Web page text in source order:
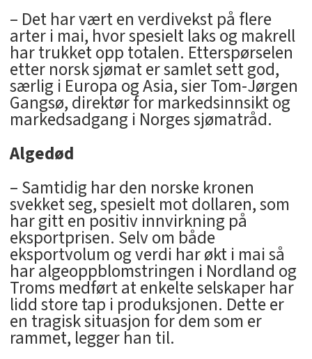
– Det har vært en verdivekst på flere
arter i mai, hvor spesielt laks og makrell
har trukket opp totalen. Etterspørselen
etter norsk sjømat er samlet sett god,
særlig i Europa og Asia, sier Tom-Jørgen
Gangsø, direktør for markedsinnsikt og
markedsadgang i Norges sjømatråd.
Algedød
– Samtidig har den norske kronen
svekket seg, spesielt mot dollaren, som
har gitt en positiv innvirkning på
eksportprisen. Selv om både
eksportvolum og verdi har økt i mai så
har algeoppblomstringen i Nordland og
Troms medført at enkelte selskaper har
lidd store tap i produksjonen. Dette er
en tragisk situasjon for dem som er
rammet, legger han til.